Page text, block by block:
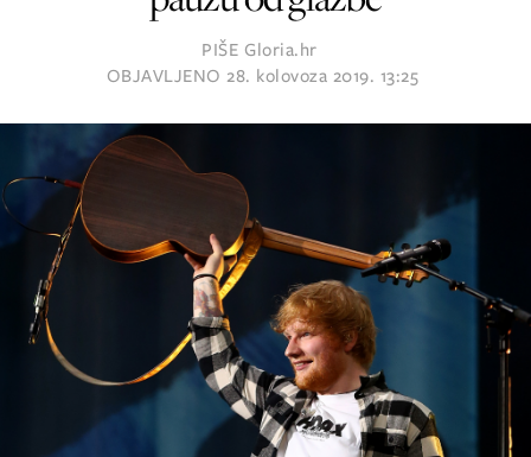
PIŠE Gloria.hr
OBJAVLJENO28. kolovoza 2019. 13:25